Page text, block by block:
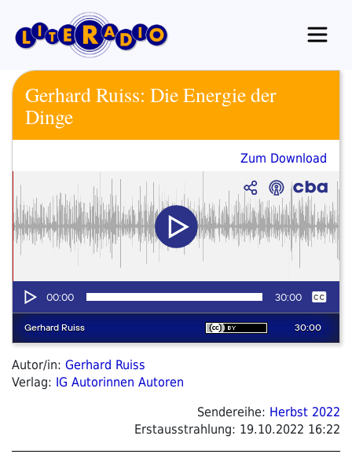
Inhalt
springen
Gerhard Ruiss: Die Energie der
Dinge
Zum Download
Autor/in: Gerhard Ruiss
Verlag: IG Autorinnen Autoren
Sendereihe: Herbst 2022
Erstausstrahlung: 19.10.2022 16:22